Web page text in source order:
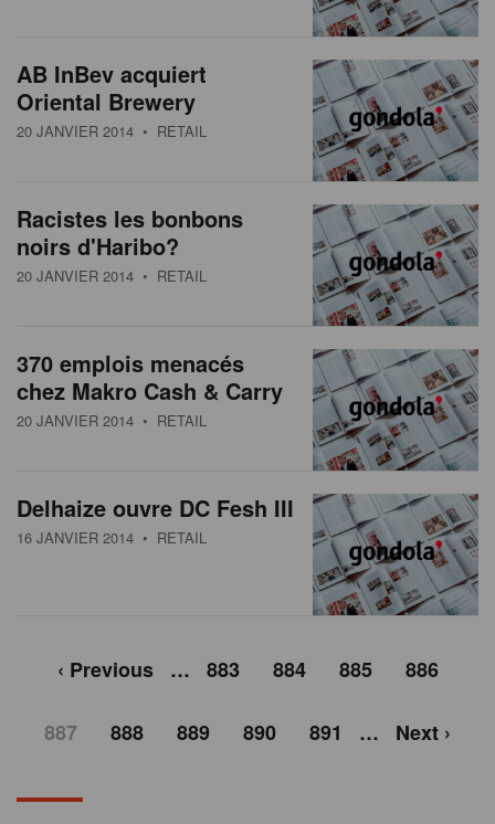
AB InBev acquiert
Oriental Brewery
20 JANVIER 2014 • RETAIL
Racistes les bonbons
noirs d'Haribo?
20 JANVIER 2014 • RETAIL
370 emplois menacés
chez Makro Cash & Carry
20 JANVIER 2014 • RETAIL
Delhaize ouvre DC Fesh III
16 JANVIER 2014 • RETAIL
‹ Previous … 883 884 885 886
887 888 889 890 891 … Next ›